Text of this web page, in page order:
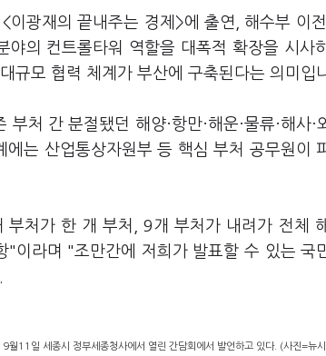
광재의 끝내주는 경제>에 출연, 해수부 이
의 컨트롤타워 역할을 대폭적 확장을 시사
규모 협력 체계가 부산에 구축된다는 의미입
처 간 분절됐던 해양·항만·해운·물류·해사
는 산업통상자원부 등 핵심 부처 공무원이
처가 한 개 부처, 9개 부처가 내려가 전체
"이라며 "조만간에 저희가 발표할 수 있는 국
9월11일 세종시 정부세종청사에서 열린 간담회에서 발언하고 있다. (사진=뉴